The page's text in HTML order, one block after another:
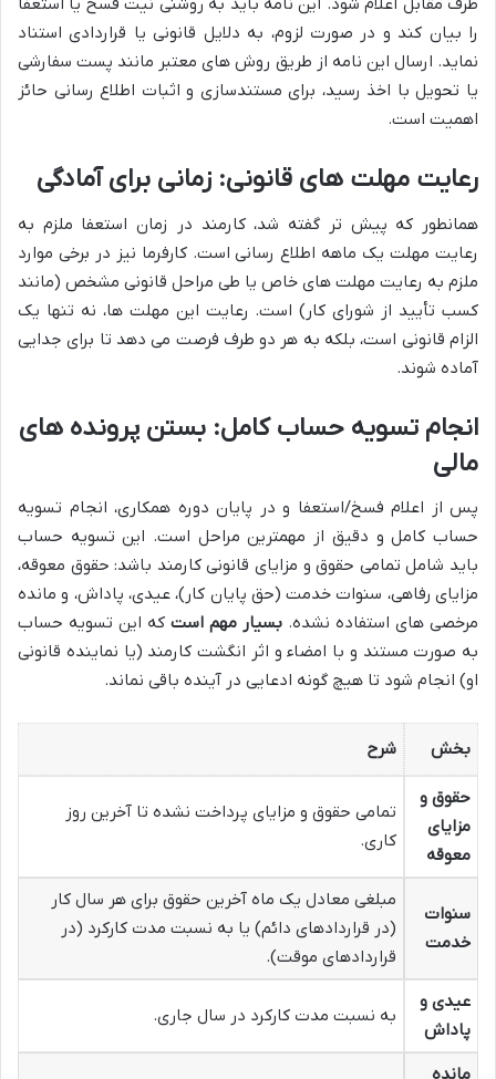
طرف مقابل اعلام شود. این نامه باید به روشنی نیت فسخ یا استعفا
را بیان کند و در صورت لزوم، به دلایل قانونی یا قراردادی استناد
نماید. ارسال این نامه از طریق روش های معتبر مانند پست سفارشی
یا تحویل با اخذ رسید، برای مستندسازی و اثبات اطلاع رسانی حائز
اهمیت است.
رعایت مهلت های قانونی: زمانی برای آمادگی
همانطور که پیش تر گفته شد، کارمند در زمان استعفا ملزم به
رعایت مهلت یک ماهه اطلاع رسانی است. کارفرما نیز در برخی موارد
ملزم به رعایت مهلت های خاص یا طی مراحل قانونی مشخص (مانند
کسب تأیید از شورای کار) است. رعایت این مهلت ها، نه تنها یک
الزام قانونی است، بلکه به هر دو طرف فرصت می دهد تا برای جدایی
آماده شوند.
انجام تسویه حساب کامل: بستن پرونده های
مالی
پس از اعلام فسخ/استعفا و در پایان دوره همکاری، انجام تسویه
حساب کامل و دقیق از مهمترین مراحل است. این تسویه حساب
باید شامل تمامی حقوق و مزایای قانونی کارمند باشد: حقوق معوقه،
مزایای رفاهی، سنوات خدمت (حق پایان کار)، عیدی، پاداش، و مانده
مرخصی های استفاده نشده. بسیار مهم است که این تسویه حساب
به صورت مستند و با امضاء و اثر انگشت کارمند (یا نماینده قانونی
او) انجام شود تا هیچ گونه ادعایی در آینده باقی نماند.
بخش شرح
حقوق و
مزایای
معوقه
تمامی حقوق و مزایای پرداخت نشده تا آخرین روز
کاری.
سنوات
خدمت
مبلغی معادل یک ماه آخرین حقوق برای هر سال کار
(در قراردادهای دائم) یا به نسبت مدت کارکرد (در
قراردادهای موقت).
عیدی و
پاداش
به نسبت مدت کارکرد در سال جاری.